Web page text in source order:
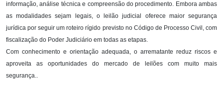
informação, análise técnica e compreensão do procedimento. Embora ambas
as modalidades sejam legais, o leilão judicial oferece maior segurança
jurídica por seguir um roteiro rígido previsto no Código de Processo Civil, com
fiscalização do Poder Judiciário em todas as etapas.
Com conhecimento e orientação adequada, o arrematante reduz riscos e
aproveita as oportunidades do mercado de leilões com muito mais
segurança..